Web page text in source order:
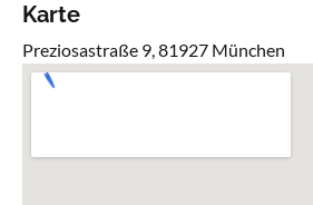
Karte
Preziosastraße 9, 81927 München